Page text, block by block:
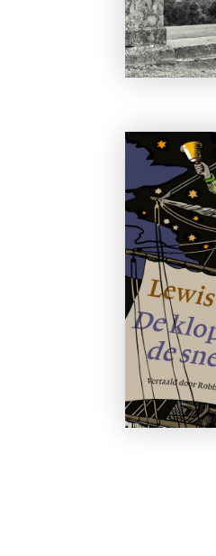
Stephan Enter
Pastorale
€
23,99
BESTEL